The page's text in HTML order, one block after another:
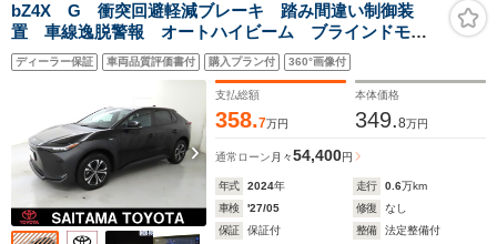
bZ4X G 衝突回避軽減ブレーキ 踏み間違い制御装
置 車線逸脱警報 オートハイビーム ブラインドモニ
ター パノラミックビューモニター ディスプレイオー
ディオ フルセグTV LEDヘッドランプ
ディーラー保証 車両品質評価書付 購入プラン付 360°画像付
支払総額
358.7万円
本体価格
349.8万円
通常ローン 月々54,400円
年式 2024年 走行 0.6万km
車検
'27/05 修復
なし
保証
保証付 整備
法定整備付